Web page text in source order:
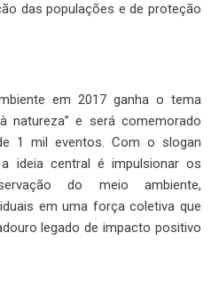
das populações e de proteção
em 2017 ganha o tema
natureza” e será comemorado
1 mil eventos. Com o slogan
ideia central é impulsionar os
do meio ambiente,
em uma força coletiva que
legado de impacto positivo